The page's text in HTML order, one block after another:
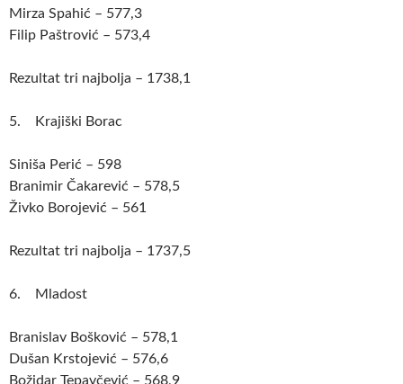
Mirza Spahić – 577,3
Filip Paštrović – 573,4
Rezultat tri najbolja – 1738,1
5. Krajiški Borac
Siniša Perić – 598
Branimir Čakarević – 578,5
Živko Borojević – 561
Rezultat tri najbolja – 1737,5
6. Mladost
Branislav Bošković – 578,1
Dušan Krstojević – 576,6
Božidar Tepavčević – 568,9